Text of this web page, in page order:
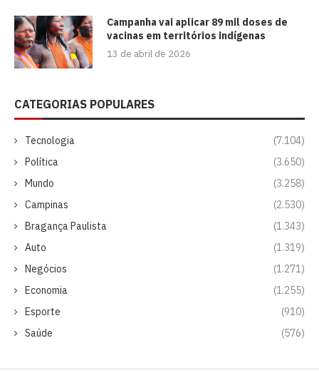
Campanha vai aplicar 89 mil doses de
vacinas em territórios indígenas
13 de abril de 2026
CATEGORIAS POPULARES
Tecnologia
(7.104)
Política
(3.650)
Mundo
(3.258)
Campinas
(2.530)
Bragança Paulista
(1.343)
Auto
(1.319)
Negócios
(1.271)
Economia
(1.255)
Esporte
(910)
Saúde
(576)